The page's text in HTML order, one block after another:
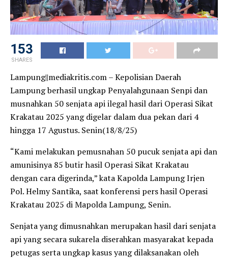
153
SHARES
Lampung||mediakritis.com – Kepolisian Daerah
Lampung berhasil ungkap Penyalahgunaan Senpi dan
musnahkan 50 senjata api ilegal hasil dari Operasi Sikat
Krakatau 2025 yang digelar dalam dua pekan dari 4
hingga 17 Agustus. Senin(18/8/25)
“Kami melakukan pemusnahan 50 pucuk senjata api dan
amunisinya 85 butir hasil Operasi Sikat Krakatau
dengan cara digerinda,” kata Kapolda Lampung Irjen
Pol. Helmy Santika, saat konferensi pers hasil Operasi
Krakatau 2025 di Mapolda Lampung, Senin.
Senjata yang dimusnahkan merupakan hasil dari senjata
api yang secara sukarela diserahkan masyarakat kepada
petugas serta ungkap kasus yang dilaksanakan oleh